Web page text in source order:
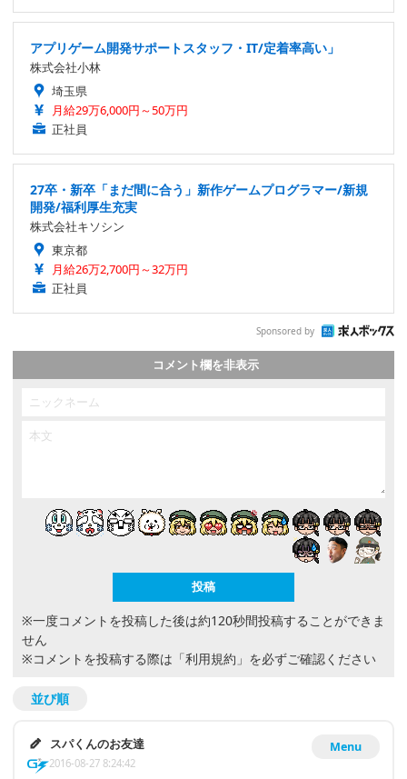
アプリゲーム開発サポートスタッフ・IT/定着率高い」
株式会社小林
埼玉県
月給29万6,000円～50万円
正社員
27卒・新卒「まだ間に合う」新作ゲームプログラマー/新規
開発/福利厚生充実
株式会社キソシン
東京都
月給26万2,700円～32万円
正社員
Sponsored by
コメント欄を非表示
※一度コメントを投稿した後は約120秒間投稿することができま
せん
※コメントを投稿する際は 「利用規約」 を必ずご確認ください
並び順
Menu
スパくんのお友達
2016-08-27 8:24:42